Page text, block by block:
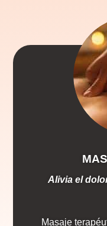
Alivia el
Masaje